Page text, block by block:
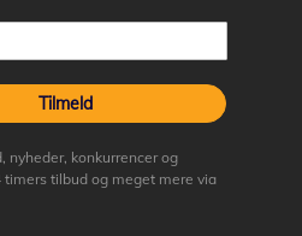
Tilmeld
nyheder, konkurrencer og
timers tilbud og meget mere via